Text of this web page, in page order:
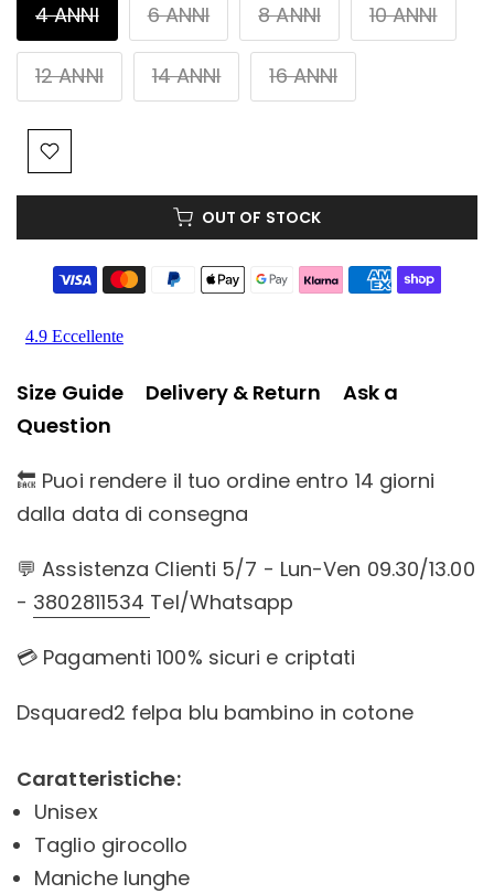
4 ANNI 6 ANNI 8 ANNI 10 ANNI
12 ANNI 14 ANNI 16 ANNI
OUT OF STOCK
Size Guide Delivery & Return
Ask a
Question
🔙 Puoi rendere il tuo ordine entro 14 giorni
dalla data di consegna
💬 Assistenza Clienti 5/7 - Lun-Ven 09.30/13.00
- 3802811534 Tel/Whatsapp
💳 Pagamenti 100% sicuri e criptati
Dsquared2 felpa blu bambino in cotone
Caratteristiche:
Unisex
Taglio girocollo
Maniche lunghe